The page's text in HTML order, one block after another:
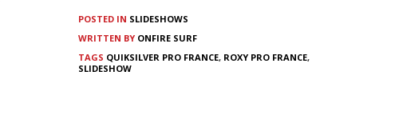
POSTED IN SLIDESHOWS
WRITTEN BY ONFIRE SURF
TAGS QUIKSILVER PRO FRANCE, ROXY PRO FRANCE,
SLIDESHOW